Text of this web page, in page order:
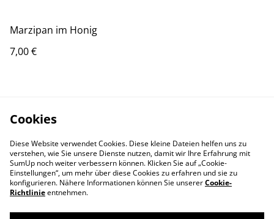
Marzipan im Honig
7,00 €
Cookies
Diese Website verwendet Cookies. Diese kleine Dateien helfen uns zu
verstehen, wie Sie unsere Dienste nutzen, damit wir Ihre Erfahrung mit
SumUp noch weiter verbessern können. Klicken Sie auf „Cookie-
Einstellungen“, um mehr über diese Cookies zu erfahren und sie zu
konfigurieren. Nähere Informationen können Sie unsererCookie-
Richtlinieentnehmen.